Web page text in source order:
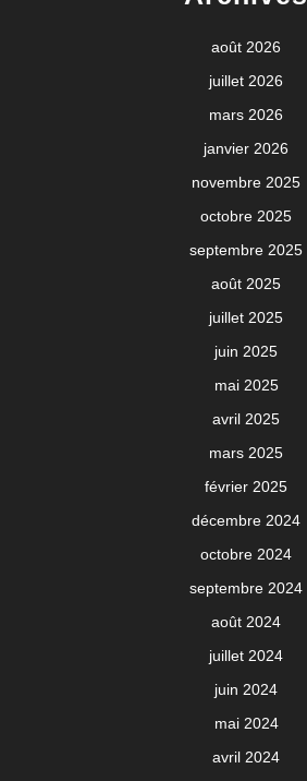
août 2026
juillet 2026
mars 2026
janvier 2026
novembre 2025
octobre 2025
septembre 2025
août 2025
juillet 2025
juin 2025
mai 2025
avril 2025
mars 2025
février 2025
décembre 2024
octobre 2024
septembre 2024
août 2024
juillet 2024
juin 2024
mai 2024
avril 2024